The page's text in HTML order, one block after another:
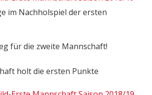
im Nachholspiel der ersten
für die zweite Mannschaft!
holt die ersten Punkte